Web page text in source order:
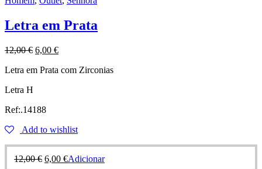
Letra em Prata
12,00€ 6,00 €
Letra em Prata com Zirconias
Letra H
Ref:.14188
Add to wishlist
12,00€ 6,00 €Adicionar